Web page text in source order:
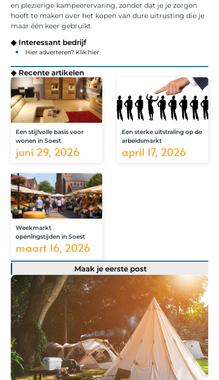
en plezierige kampeerervaring, zonder dat je je zorgen
hoeft te maken over het kopen van dure uitrusting die je
maar één keer gebruikt.
◆ Interessant bedrijf
Hier adverteren? Klik hier
◆ Recente artikelen
Een stijlvolle basis voor
wonen in Soest
juni 29, 2026
Een sterke uitstraling op de
arbeidsmarkt
april 17, 2026
Weekmarkt
openingstijden in Soest
maart 16, 2026
Maak je eerste post